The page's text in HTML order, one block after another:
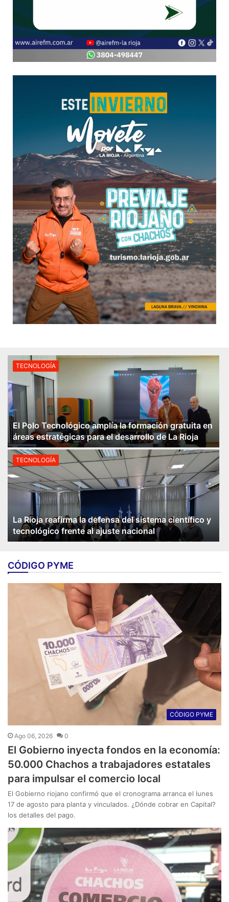
TECNOLOGÍA
El Polo Tecnológico amplía la formación gratuita en
áreas estratégicas para el desarrollo de La Rioja
TECNOLOGÍA
La Rioja reafirma la defensa del sistema científico y
tecnológico frente al ajuste nacional
CÓDIGO PYME
CÓDIGO PYME
Ago 06, 2026 0
El Gobierno inyecta fondos en la economía:
50.000 Chachos a trabajadores estatales
para impulsar el comercio local
El Gobierno riojano confirmó que el cronograma arranca el lunes
17 de agosto para planta y vinculados. ¿Dónde cobrar en Capital?
los detalles del pago.